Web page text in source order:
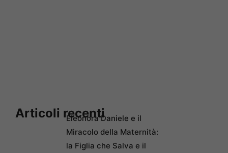
Articoli recentiEleonora Daniele e il
Miracolo della Maternità:
la Figlia che Salva e il